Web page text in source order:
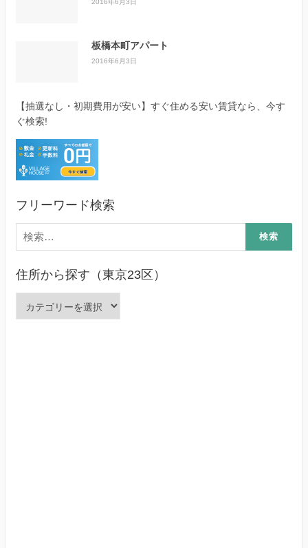
板橋本町アパート
2016年6月3日
【抽選なし・初期費用が安い】すぐ住める安い賃貸なら、今す
ぐ検索!
フリーワード検索
検
索:
住所から探す（東京23区）